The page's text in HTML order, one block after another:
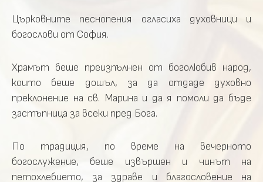
Църковните песнопения огласиха духовници и
богослови от София.
Храмът беше преизпълнен от боголюбив народ,
които беше дошъл, за да отдаде духовно
преклонение на св. Марина и да я помоли да бъде
застъпница за всеки пред Бога.
По традиция, по време на вечерното
богослужение, беше извършен и чинът на
петохлебието, за здраве и благословение на